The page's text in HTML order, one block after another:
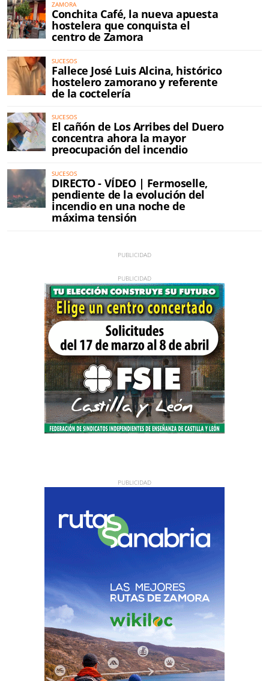
ZAMORA
Conchita Café, la nueva apuesta
hostelera que conquista el
centro de Zamora
SUCESOS
Fallece José Luis Alcina, histórico
hostelero zamorano y referente
de la coctelería
SUCESOS
El cañón de Los Arribes del Duero
concentra ahora la mayor
preocupación del incendio
SUCESOS
DIRECTO - VÍDEO | Fermoselle,
pendiente de la evolución del
incendio en una noche de
máxima tensión